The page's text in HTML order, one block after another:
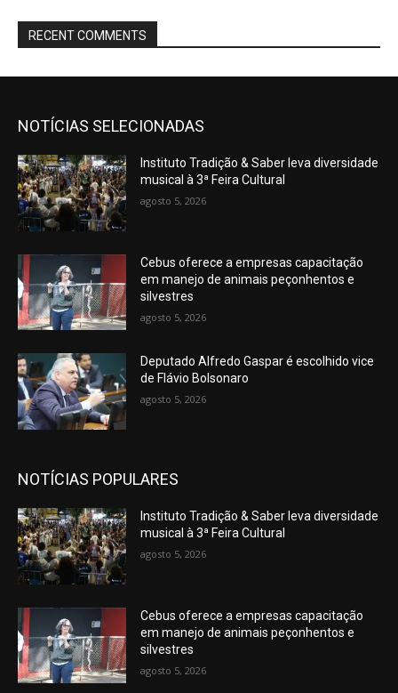
RECENT COMMENTS
NOTÍCIAS SELECIONADAS
Instituto Tradição & Saber leva diversidade
musical à 3ª Feira Cultural
agosto 5, 2026
Cebus oferece a empresas capacitação
em manejo de animais peçonhentos e
silvestres
agosto 5, 2026
Deputado Alfredo Gaspar é escolhido vice
de Flávio Bolsonaro
agosto 5, 2026
NOTÍCIAS POPULARES
Instituto Tradição & Saber leva diversidade
musical à 3ª Feira Cultural
agosto 5, 2026
Cebus oferece a empresas capacitação
em manejo de animais peçonhentos e
silvestres
agosto 5, 2026